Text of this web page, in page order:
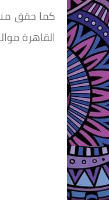
القاهرة مواليد 2005 بالميدالية البرونزية تحت قيادة علاء